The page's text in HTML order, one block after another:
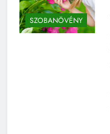
SZOBANÖVÉNY